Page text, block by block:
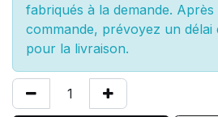
fabriqués à la demande.
commande, prévoyez un
pour la livraison.